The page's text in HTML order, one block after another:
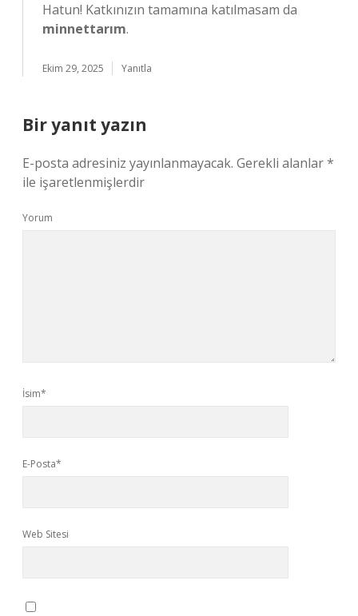
Hatun! Katkınızın tamamına katılmasam da
minnettarım.
Ekim 29, 2025 Yanıtla
Bir yanıt yazın
E-posta adresiniz yayınlanmayacak. Gerekli alanlar*
ile işaretlenmişlerdir
Yorum
İsim*
E-Posta*
Web Sitesi